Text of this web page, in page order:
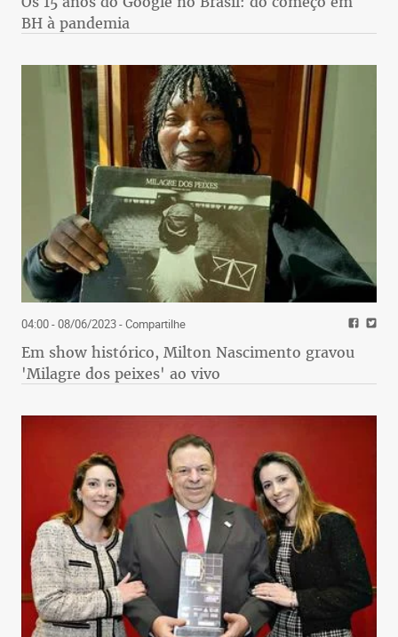
BH à pandemia
04:00 - 08/06/2023- Compartilhe
Em show histórico, Milton Nascimento gravou
'Milagre dos peixes' ao vivo